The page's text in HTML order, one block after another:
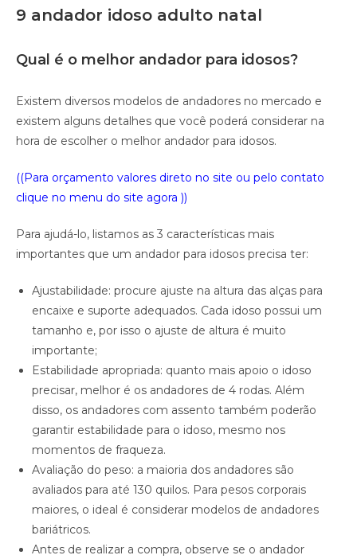
9 andador idoso adulto natal
Qual é o melhor andador para idosos?
Existem diversos modelos de andadores no mercado e
existem alguns detalhes que você poderá considerar na
hora de escolher o melhor andador para idosos.
((Para orçamento valores direto no site ou pelo contato
clique no menu do site agora ))
Para ajudá-lo, listamos as 3 características mais
importantes que um andador para idosos precisa ter:
Ajustabilidade: procure ajuste na altura das alças para
encaixe e suporte adequados. Cada idoso possui um
tamanho e, por isso o ajuste de altura é muito
importante;
Estabilidade apropriada: quanto mais apoio o idoso
precisar, melhor é os andadores de 4 rodas. Além
disso, os andadores com assento também poderão
garantir estabilidade para o idoso, mesmo nos
momentos de fraqueza.
Avaliação do peso: a maioria dos andadores são
avaliados para até 130 quilos. Para pesos corporais
maiores, o ideal é considerar modelos de andadores
bariátricos.
Antes de realizar a compra, observe se o andador